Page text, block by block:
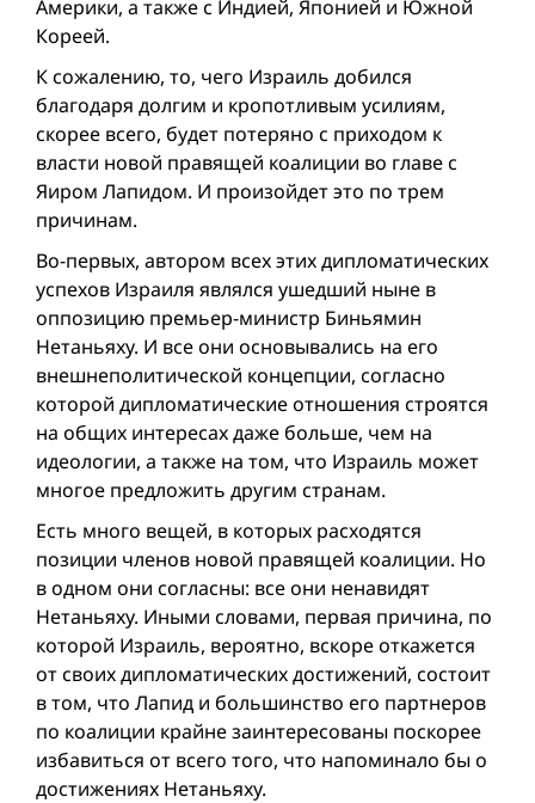
Америки, а также с Индией, Японией и Южной
Кореей.
К сожалению, то, чего Израиль добился
благодаря долгим и кропотливым усилиям,
скорее всего, будет потеряно с приходом к
власти новой правящей коалиции во главе с
Яиром Лапидом. И произойдет это по трем
причинам.
Во-первых, автором всех этих дипломатических
успехов Израиля являлся ушедший ныне в
оппозицию премьер-министр Биньямин
Нетаньяху. И все они основывались на его
внешнеполитической концепции, согласно
которой дипломатические отношения строятся
на общих интересах даже больше, чем на
идеологии, а также на том, что Израиль может
многое предложить другим странам.
Есть много вещей, в которых расходятся
позиции членов новой правящей коалиции. Но
в одном они согласны: все они ненавидят
Нетаньяху. Иными словами, первая причина, по
которой Израиль, вероятно, вскоре откажется
от своих дипломатических достижений, состоит
в том, что Лапид и большинство его партнеров
по коалиции крайне заинтересованы поскорее
избавиться от всего того, что напоминало бы о
достижениях Нетаньяху.